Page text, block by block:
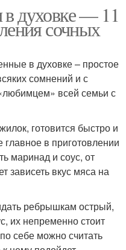
духовке — 11
сочных
в духовке – простое
сомнений и с
всей семьи с
готовится быстро и
в приготовлении
маринад и соус, от
зависеть вкус мяса на
ребрышкам острый,
их непременно стоит
себе можно считать